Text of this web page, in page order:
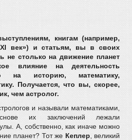
книгам (например,
век») и статьям, вы в своих
не столько на движение планет
влияние на деятельность
на историю, математику,
Получается, что вы, скорее,
чем астролог.
и называли математиками,
их заключений лежали
А, собственно, как иначе можно
планет? Тот же Кеплер , великий